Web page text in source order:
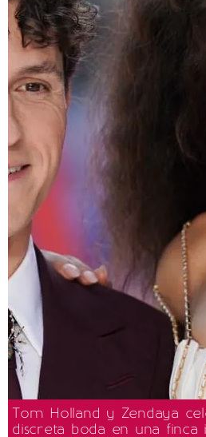
Tom Holland y Zendaya
discreta boda en una finca